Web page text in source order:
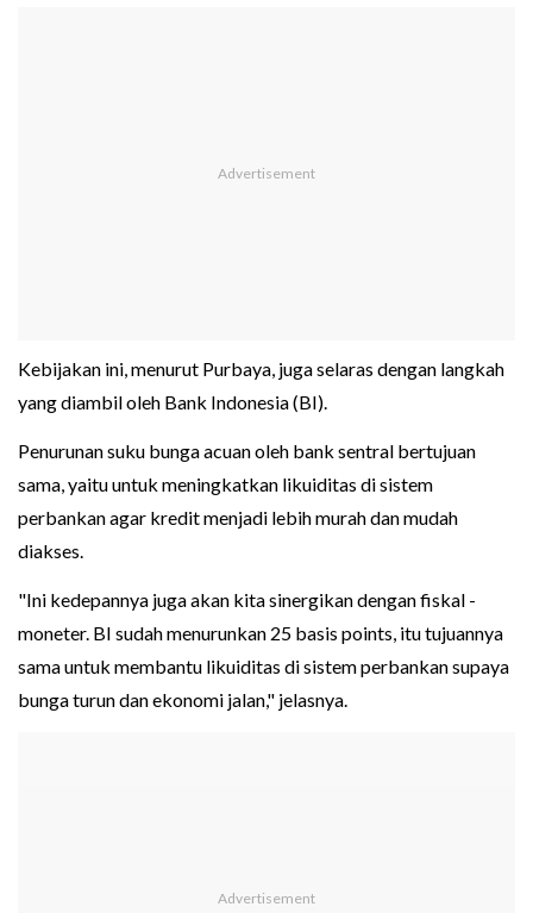
Kebijakan ini, menurut Purbaya, juga selaras dengan langkah
yang diambil oleh Bank Indonesia (BI).
Penurunan suku bunga acuan oleh bank sentral bertujuan
sama, yaitu untuk meningkatkan likuiditas di sistem
perbankan agar kredit menjadi lebih murah dan mudah
diakses.
"Ini kedepannya juga akan kita sinergikan dengan fiskal -
moneter. BI sudah menurunkan 25 basis points, itu tujuannya
sama untuk membantu likuiditas di sistem perbankan supaya
bunga turun dan ekonomi jalan," jelasnya.